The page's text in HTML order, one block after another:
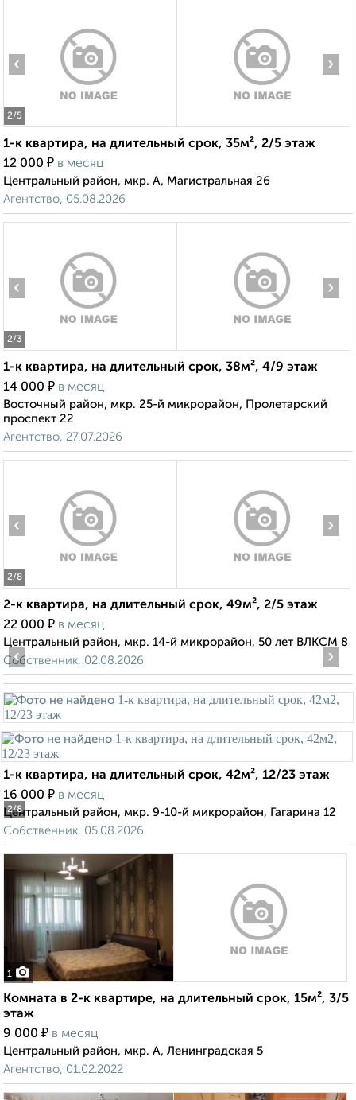
2/5
‹ ›
1-к квартира, на длительный срок, 35м², 2/5 этаж
12 000 ₽ в месяц
Центральный район, мкр. А, Магистральная 26
Агентство, 05.08.2026
2/3
‹ ›
1-к квартира, на длительный срок, 38м², 4/9 этаж
14 000 ₽ в месяц
Восточный район, мкр. 25-й микрорайон, Пролетарский
проспект 22
Агентство, 27.07.2026
2/8
‹ ›
2-к квартира, на длительный срок, 49м², 2/5 этаж
22 000 ₽ в месяц
Центральный район, мкр. 14-й микрорайон, 50 лет ВЛКСМ 8
Собственник, 02.08.2026
2/8
‹ ›
1-к квартира, на длительный срок, 42м², 12/23 этаж
16 000 ₽ в месяц
Центральный район, мкр. 9-10-й микрорайон, Гагарина 12
Собственник, 05.08.2026
1
Комната в 2-к квартире, на длительный срок, 15м², 3/5
этаж
9 000 ₽ в месяц
Центральный район, мкр. А, Ленинградская 5
Агентство, 01.02.2022